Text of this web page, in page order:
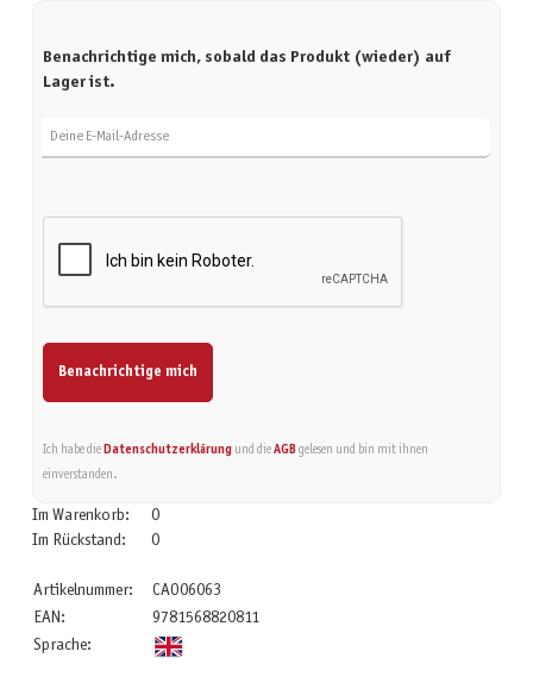
Benachrichtige mich, sobald das Produkt (wieder) auf
Lager ist.
Benachrichtige mich
Ich habe die Datenschutzerklärungund die AGBgelesen und bin mit ihnen
einverstanden.
Im Warenkorb:
0
Im Rückstand:
0
Artikelnummer:
CAO06063
EAN:
9781568820811
Sprache: